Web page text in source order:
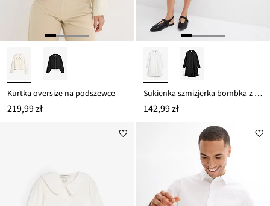
Kurtka oversize na podszewce
219,99 zł
Sukienka szmizjerka bombka z czystej bawełny
142,99 zł